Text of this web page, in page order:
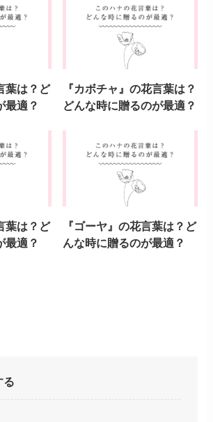
葉は？ど
最適？
『カボチャ』の花言葉は？
どんな時に贈るのが最適？
葉は？ど
最適？
『ゴーヤ』の花言葉は？ど
んな時に贈るのが最適？
る